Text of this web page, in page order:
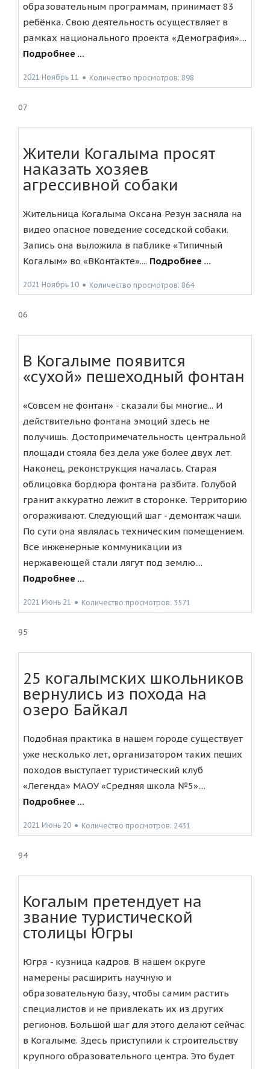
образовательным программам, принимает 83
ребёнка. Свою деятельность осуществляет в
рамках национального проекта «Демография»....
Подробнее ...
2021 Ноябрь 11 ● Количество просмотров: 898
07
Жители Когалыма просят
наказать хозяев
агрессивной собаки
Жительница Когалыма Оксана Резун засняла на
видео опасное поведение соседской собаки.
Запись она выложила в паблике «Типичный
Когалым» во «ВКонтакте».... Подробнее ...
2021 Ноябрь 10 ● Количество просмотров: 864
06
В Когалыме появится
«сухой» пешеходный фонтан
«Совсем не фонтан» - сказали бы многие... И
действительно фонтана эмоций здесь не
получишь. Достопримечательность центральной
площади стояла без дела уже более двух лет.
Наконец, реконструкция началась. Старая
облицовка бордюра фонтана разбита. Голубой
гранит аккуратно лежит в сторонке. Территорию
огораживают. Следующий шаг - демонтаж чаши.
По сути она являлась техническим помещением.
Все инженерные коммуникации из
нержавеющей стали лягут под землю....
Подробнее ...
2021 Июнь 21 ● Количество просмотров: 3571
95
25 когалымских школьников
вернулись из похода на
озеро Байкал
Подобная практика в нашем городе существует
уже несколько лет, организатором таких пеших
походов выступает туристический клуб
«Легенда» МАОУ «Средняя школа №5»....
Подробнее ...
2021 Июнь 20 ● Количество просмотров: 2431
94
Когалым претендует на
звание туристической
столицы Югры
Югра - кузница кадров. В нашем округе
намерены расширить научную и
образовательную базу, чтобы самим растить
специалистов и не привлекать их из других
регионов. Большой шаг для этого делают сейчас
в Когалыме. Здесь приступили к строительству
крупного образовательного центра. Это будет